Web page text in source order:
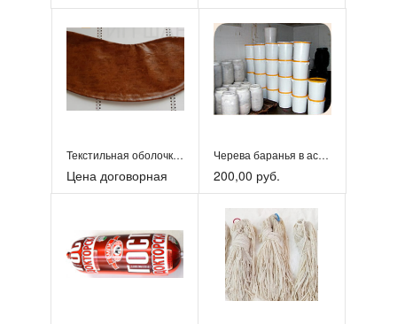
Текстильная оболочка для колбас
Цена договорная
Черева баранья в ассортименте
200,00 руб.